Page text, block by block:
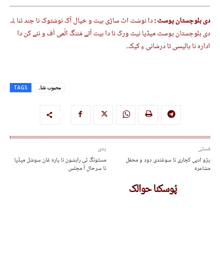
دی بلوچستان پوسٹ :دا نوشت اٹ ساڑی ہیت و خیال آک نوشتوک نا جند ئنا ءُ،
دی بلوچستان پوسٹ میڈیا نیٹ ورک نا دا ہیت آتے مَننگ الّمی اَف و نئے کن دا
ادارہ نا پالیسی تا درشانی ءِ کیک۔
TAGS محبوب شاہ
پدی
مستونگ ٹی راہشون نا پارہ غان سوشل میڈیا
نا سرحال آ مجلس
مُستی
پڑو ادبی کچاری نا سوغندی دود و محفل
مشاعرہ
پُوسکنا حوالک